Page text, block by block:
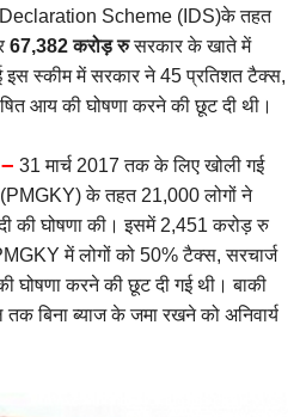
Scheme (IDS)के तहत
67,382 करोड़ रुसरकार के खाते में
स्कीम में सरकार ने 45 प्रतिशत टैक्स,
आय की घोषणा करने की छूट दी थी।
31 मार्च 2017 तक के लिए खोली गई
(PMGKY) के तहत 21,000 लोगों ने
की घोषणा की। इसमें 2,451 करोड़ रु
में लोगों को 50% टैक्स, सरचार्ज
घोषणा करने की छूट दी गई थी। बाकी
बिना ब्याज के जमा रखने को अनिवार्य